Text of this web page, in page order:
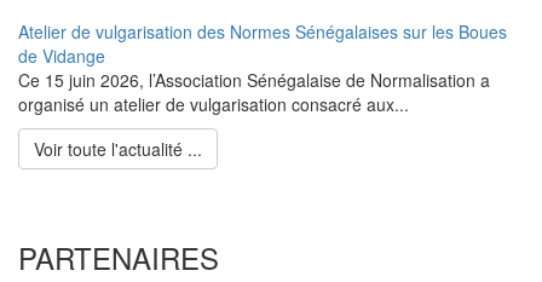
Atelier de vulgarisation des Normes Sénégalaises sur les Boues
de Vidange
Ce 15 juin 2026, l’Association Sénégalaise de Normalisation a
organisé un atelier de vulgarisation consacré aux...
Voir toute l'actualité ...
PARTENAIRES